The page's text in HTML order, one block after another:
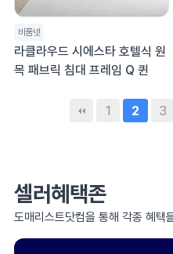
비품넷
라클라우드 시에스타 호텔식 원
목 패브릭 침대 프레임 Q 퀸
1 2 3
셀러혜택존
도매리스트닷컴을 통해 각종 혜택